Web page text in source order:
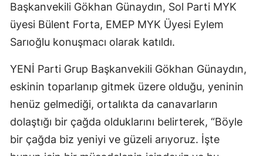
Başkanvekili Gökhan Günaydın, Sol Parti MYK
üyesi Bülent Forta, EMEP MYK Üyesi Eylem
Sarıoğlu konuşmacı olarak katıldı.
YENİ Parti Grup Başkanvekili Gökhan Günaydın,
eskinin toparlanıp gitmek üzere olduğu, yeninin
henüz gelmediği, ortalıkta da canavarların
dolaştığı bir çağda olduklarını belirterek, “Böyle
bir çağda biz yeniyi ve güzeli arıyoruz. İşte